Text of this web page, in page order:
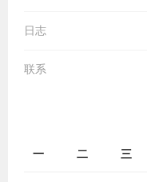
日志
联系
一 二 三